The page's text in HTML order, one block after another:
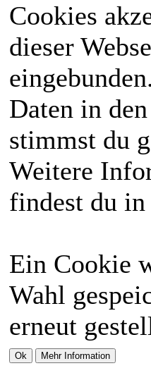
Cookies
dieser
Daten in
stimmst du
Weitere
findest du in
Ein Cookie
Wahl
erneut